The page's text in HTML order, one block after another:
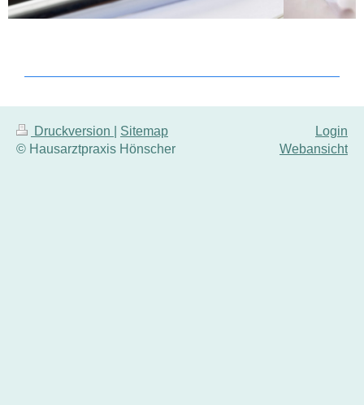
Druckversion
Sitemap
© Hausarztpraxis Hönscher
Login
Webansicht